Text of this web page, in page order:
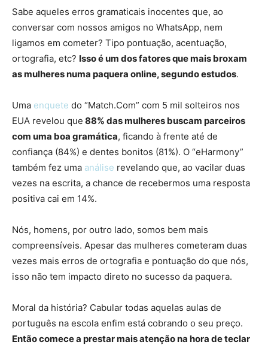
Sabe aqueles erros gramaticais inocentes que, ao
conversar com nossos amigos no WhatsApp, nem
ligamos em cometer? Tipo pontuação, acentuação,
ortografia, etc? Isso é um dos fatores que mais broxam
as mulheres numa paquera online, segundo estudos.
Uma enquete do “Match.Com” com 5 mil solteiros nos
EUA revelou que 88% das mulheres buscam parceiros
com uma boa gramática, ficando à frente até de
confiança (84%) e dentes bonitos (81%). O “eHarmony”
também fez uma análise revelando que, ao vacilar duas
vezes na escrita, a chance de recebermos uma resposta
positiva cai em 14%.
Nós, homens, por outro lado, somos bem mais
compreensíveis. Apesar das mulheres cometeram duas
vezes mais erros de ortografia e pontuação do que nós,
isso não tem impacto direto no sucesso da paquera.
Moral da história? Cabular todas aquelas aulas de
português na escola enfim está cobrando o seu preço.
Então comece a prestar mais atenção na hora de teclar